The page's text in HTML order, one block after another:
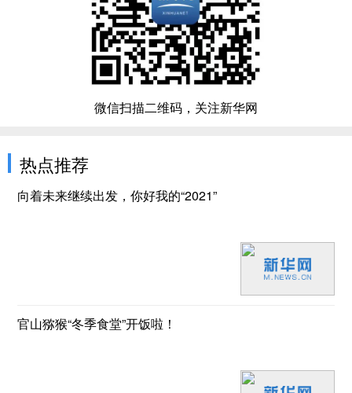
微信扫描二维码，关注新华网
热点推荐
向着未来继续出发，你好我的“2021”
官山猕猴“冬季食堂”开饭啦！